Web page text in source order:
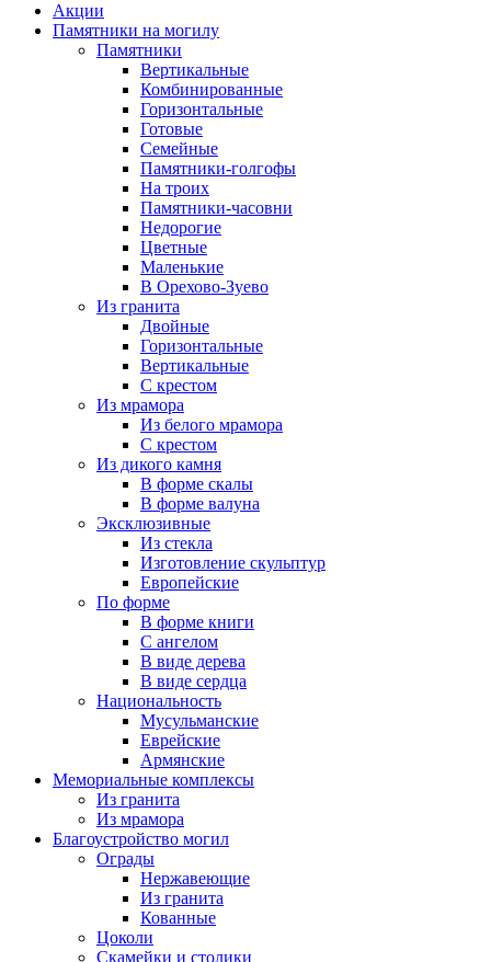
Акции
Памятники на могилу
Памятники
Вертикальные
Комбинированные
Горизонтальные
Готовые
Семейные
Памятники-голгофы
На троих
Памятники-часовни
Недорогие
Цветные
Маленькие
В Орехово-Зуево
Из гранита
Двойные
Горизонтальные
Вертикальные
С крестом
Из мрамора
Из белого мрамора
С крестом
Из дикого камня
В форме скалы
В форме валуна
Эксклюзивные
Из стекла
Изготовление скульптур
Европейские
По форме
В форме книги
С ангелом
В виде дерева
В виде сердца
Национальность
Мусульманские
Еврейские
Армянские
Мемориальные комплексы
Из гранита
Из мрамора
Благоустройство могил
Ограды
Нержавеющие
Из гранита
Кованные
Цоколи
Скамейки и столики